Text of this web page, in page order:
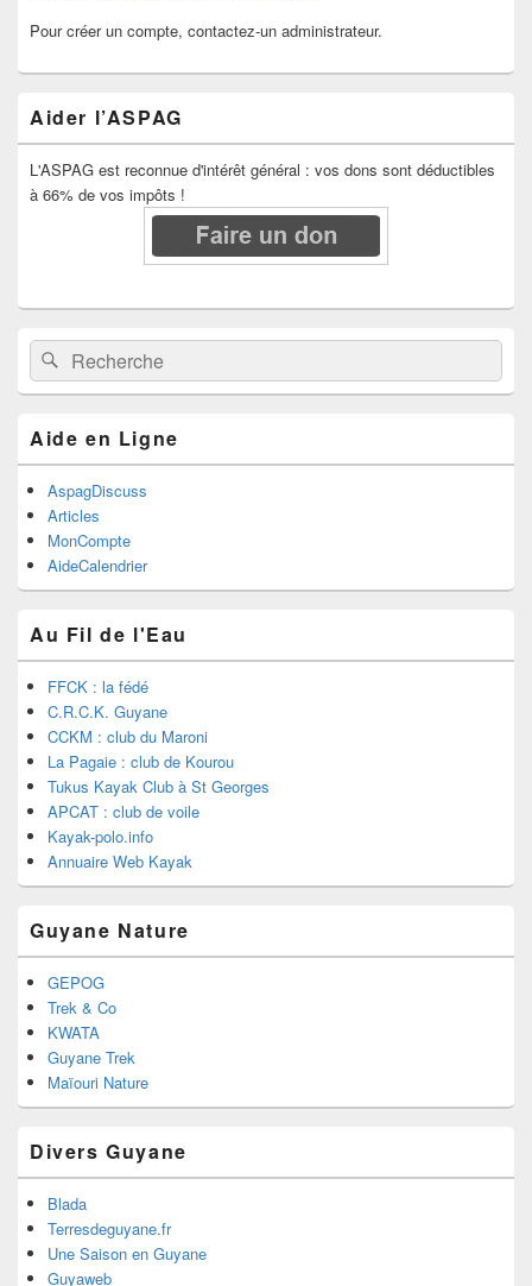
Pour créer un compte, contactez-un administrateur.
Aider l’ASPAG
L'ASPAG est reconnue d'intérêt général : vos dons sont déductibles
à 66% de vos impôts !
Recherche :Rechercher
Aide en Ligne
AspagDiscuss
Articles
MonCompte
AideCalendrier
Au Fil de l'Eau
FFCK : la fédé
C.R.C.K. Guyane
CCKM : club du Maroni
La Pagaie : club de Kourou
Tukus Kayak Club à St Georges
APCAT : club de voile
Kayak-polo.info
Annuaire Web Kayak
Guyane Nature
GEPOG
Trek & Co
KWATA
Guyane Trek
Maïouri Nature
Divers Guyane
Blada
Terresdeguyane.fr
Une Saison en Guyane
Guyaweb